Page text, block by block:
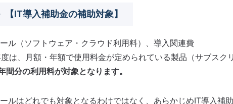
【IT導入補助金の補助対象】
ル（ソフトウェア・クラウド利用料）、導入関連費
は、月額・年額で使用料金が定められている製品（サブスク
間分の利用料が対象となります。
ルはどれでも対象となるわけではなく、あらかじめIT導入補